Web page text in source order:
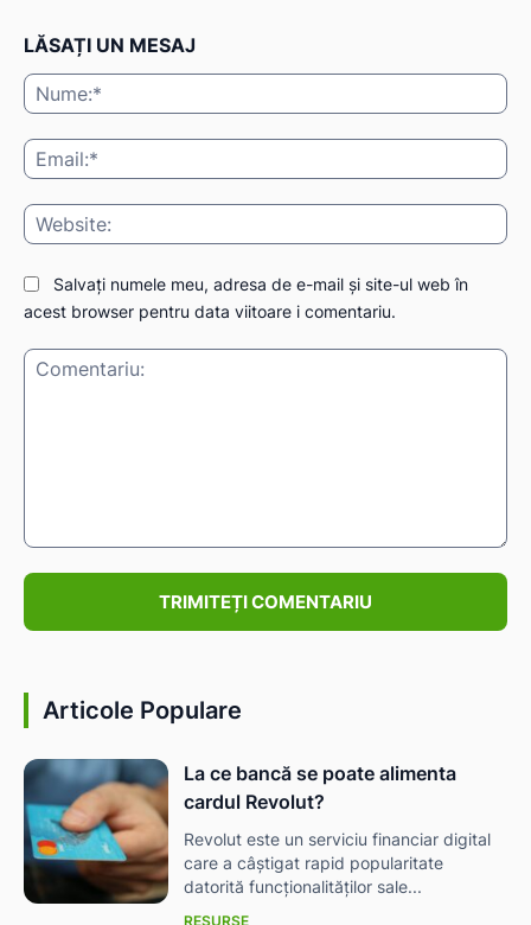
LĂSAȚI UN MESAJ
Salvați numele meu, adresa de e-mail și site-ul web în
acest browser pentru data viitoare i comentariu.
Articole Populare
La ce bancă se poate alimenta
cardul Revolut?
Revolut este un serviciu financiar digital
care a câștigat rapid popularitate
datorită funcționalităților sale...
RESURSE